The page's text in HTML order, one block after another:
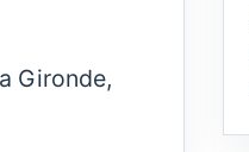
Gironde,